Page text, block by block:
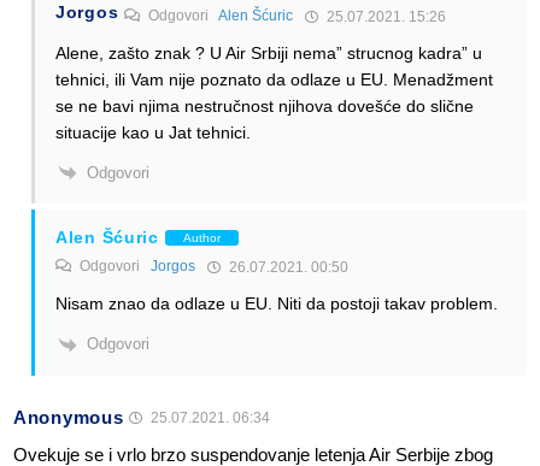
Jorgos OdgovoriAlen Šćuric 25.07.2021. 15:26
Alene, zašto znak ? U Air Srbiji nema” strucnog kadra” u
tehnici, ili Vam nije poznato da odlaze u EU. Menadžment
se ne bavi njima nestručnost njihova dovešće do slične
situacije kao u Jat tehnici.
Odgovori
Alen Šćuric Author
Odgovori Jorgos 26.07.2021. 00:50
Nisam znao da odlaze u EU. Niti da postoji takav problem.
Odgovori
Anonymous 25.07.2021. 06:34
Ovekuje se i vrlo brzo suspendovanje letenja Air Serbije zbog